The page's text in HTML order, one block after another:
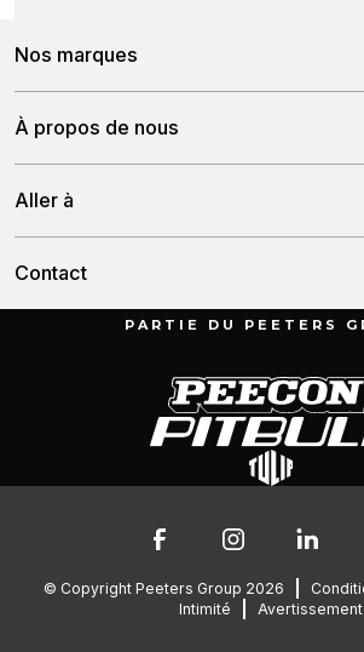
Nos marques
Peecon
Tulip
À propos de nous
Notre équipe
Aller à
Contact
Munnikenheiweg 47
076 – 504 6666
info@peetersgroup.com
PARTIE DU PEETERS
© Copyright Peeters Group 2026
Intimité
Avertissement